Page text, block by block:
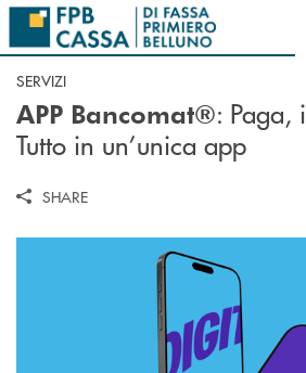
Salta al contenuto principale
SERVIZI
APP Bancomat®: Paga,
Tutto in un’unica app
SHARE